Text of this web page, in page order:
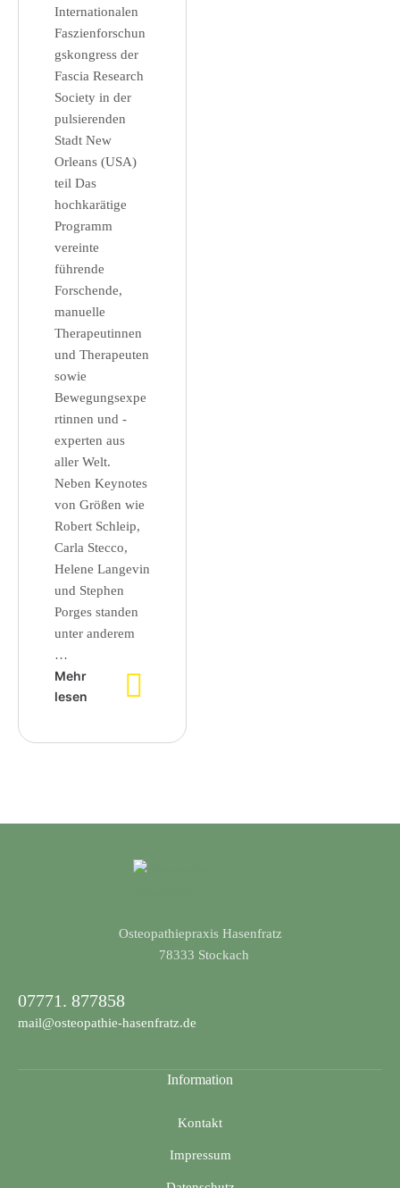
Internationalen
Faszienforschun
gskongress der
Fascia Research
Society in der
pulsierenden
Stadt New
Orleans (USA)
teil Das
hochkarätige
Programm
vereinte
führende
Forschende,
manuelle
Therapeutinnen
und Therapeuten
sowie
Bewegungsexpe
rtinnen und -
experten aus
aller Welt.
Neben Keynotes
von Größen wie
Robert Schleip,
Carla Stecco,
Helene Langevin
und Stephen
Porges standen
unter anderem
…
Mehr
lesen
Osteopathiepraxis Hasenfratz
​78333 Stockach
07771. 877858
mail@osteopathie-hasenfratz.de
Information
Kontakt
Impressum